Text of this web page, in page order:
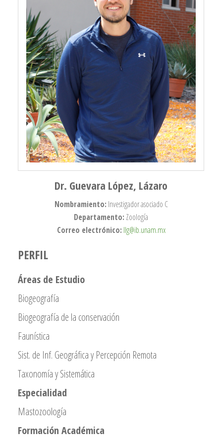
Dr. Guevara López, Lázaro
Nombramiento: Investigador asociado C
Departamento: Zoología
Correo electrónico: llg@ib.unam.mx
PERFIL
Áreas de Estudio
Biogeografía
Biogeografía de la conservación
Faunística
Sist. de Inf. Geográfica y Percepción Remota
Taxonomía y Sistemática
Especialidad
Mastozoología
Formación Académica